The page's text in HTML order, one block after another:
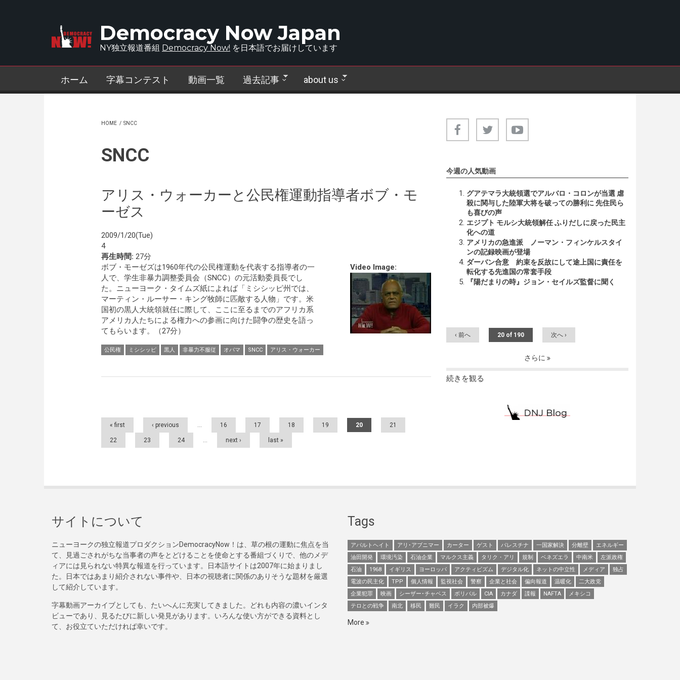
Democracy Now Japan
NY独立報道番組 Democracy Now! を日本語でお届けしています
ホーム 字幕コンテスト 動画一覧 過去記事 about us
HOME / SNCC
SNCC
アリス・ウォーカーと公民権運動指導者ボブ・モ
ーゼス
2009/1/20(Tue)
4
再生時間: 27分
Video Image:
ボブ・モーゼズは1960年代の公民権運動を代表する指導者の一
人で、学生非暴力調整委員会（SNCC）の元活動委員長でし
た。ニューヨーク・タイムズ紙によれば「ミシシッピ州では、
マーティン・ルーサー・キング牧師に匹敵する人物」です。米
国初の黒人大統領就任に際して、ここに至るまでのアフリカ系
アメリカ人たちによる権力への参画に向けた闘争の歴史を語っ
てもらいます。（27分）
公民権 ミシシッピ 黒人 非暴力不服従 オバマ SNCC アリス・ウォーカー
Pages
« first ‹ previous … 16 17 18 19 20 21
22 23 24 … next › last »
今週の人気動画
グアテマラ大統領選でアルバロ・コロンが当選 虐
殺に関与した陸軍大将を破っての勝利に 先住民ら
も喜びの声
エジプト モルシ大統領解任 ふりだしに戻った民主
化への道
アメリカの急進派 ノーマン・フィンケルスタイ
ンの記録映画が登場
ダーバン合意 約束を反故にして途上国に責任を
転化する先進国の常套手段
『陽だまりの時』ジョン・セイルズ監督に聞く
‹ 前へ 20 of 190 次へ ›
さらに
続きを観る
サイトについて
ニューヨークの独立報道プロダクションDemocracyNow！は、草の根の運動に焦点を当
て、見過ごされがちな当事者の声をとどけることを使命とする番組づくりで、他のメデ
ィアには見られない特異な報道を行っています。日本語サイトは2007年に始まりまし
た。日本ではあまり紹介されない事件や、日本の視聴者に関係のありそうな題材を厳選
して紹介しています。
字幕動画アーカイブとしても、たいへんに充実してきました。どれも内容の濃いインタ
ビューであり、見るたびに新しい発見があります。いろんな使い方ができる資料とし
て、お役立ていただければ幸いです。
Tags
アパルトヘイト アリ･アブニマー カーター ゲスト パレスチナ 一国家解決 分離壁
エネルギー
油田開発
環境汚染 石油企業 マルクス主義 タリク・アリ 規制 ベネズエラ 中南米
左派政権
石油
1968 イギリス ヨーロッパ アクティビズム デジタル化 ネットの中立性 メディア
独占
電波の民主化
TPP 個人情報 監視社会 警察 企業と社会 偏向報道 温暖化
二大政党
企業犯罪
映画 シーザー･チャベス ボリバル CIA カナダ 諜報 NAFTA
メキシコ
テロとの戦争
南北 移民 難民 イラク 内部被爆
More